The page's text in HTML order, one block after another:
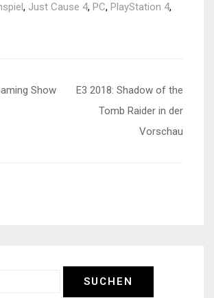
, Just Cause 4, PC, PlayStation 4,
Show
E3 2018: Shadow of the
Tomb Raider in der
Vorschau